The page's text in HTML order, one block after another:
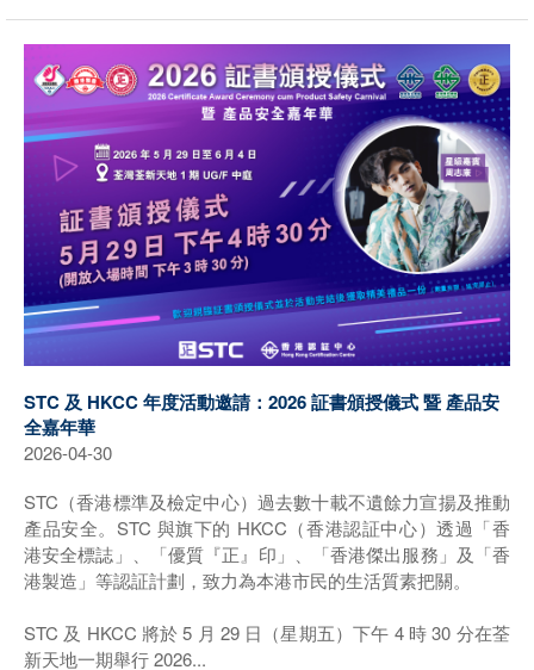
STC 及 HKCC 年度活動邀請：2026 証書頒授儀式 暨 產品安
全嘉年華
2026-04-30
STC（香港標準及檢定中心）過去數十載不遺餘力宣揚及推動
產品安全。STC 與旗下的 HKCC（香港認証中心）透過「香
港安全標誌」、「優質『正』印」、「香港傑出服務」及「香
港製造」等認証計劃，致力為本港市民的生活質素把關。
STC 及 HKCC 將於 5 月 29 日（星期五）下午 4 時 30 分在荃
新天地一期舉行 2026...